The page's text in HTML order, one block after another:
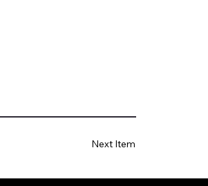
Next Item